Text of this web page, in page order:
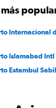
Internacional
Islamabad Intl
Estambul